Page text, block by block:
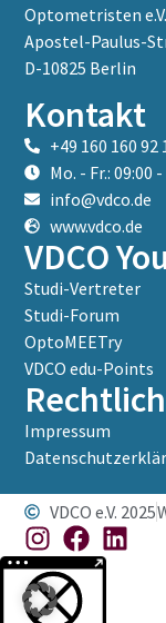
Optometristen e.V.
Apostel-Paulus-
D-10825 Berlin
Kontakt
+49 160 160 92
Mo. - Fr.: 09:00
info@vdco.de
www.vdco.de
VDCO
Studi-Vertreter
Studi-Forum
OptoMEETry
VDCO edu-Points
Impressum
VDCO e.V. 2025
Weitere Informationen